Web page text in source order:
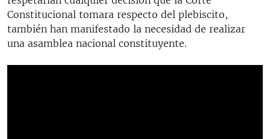
Constitucional tomara respecto del plebiscito,
también han manifestado la necesidad de realizar
una asamblea nacional constituyente.